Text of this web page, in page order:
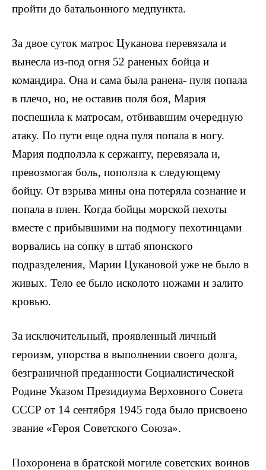
пройти до батальонного медпункта.
За двое суток матрос Цуканова перевязала и
вынесла из-под огня 52 раненых бойца и
командира. Она и сама была ранена- пуля попала
в плечо, но, не оставив поля боя, Мария
поспешила к матросам, отбивавшим очередную
атаку. По пути еще одна пуля попала в ногу.
Мария подползла к сержанту, перевязала и,
превозмогая боль, поползла к следующему
бойцу. От взрыва мины она потеряла сознание и
попала в плен. Когда бойцы морской пехоты
вместе с прибывшими на подмогу пехотинцами
ворвались на сопку в штаб японского
подразделения, Марии Цукановой уже не было в
живых. Тело ее было исколото ножами и залито
кровью.
За исключительный, проявленный личный
героизм, упорства в выполнении своего долга,
безграничной преданности Социалистической
Родине Указом Президиума Верховного Совета
СССР от 14 сентября 1945 года было присвоено
звание «Героя Советского Союза».
Похоронена в братской могиле советских воинов